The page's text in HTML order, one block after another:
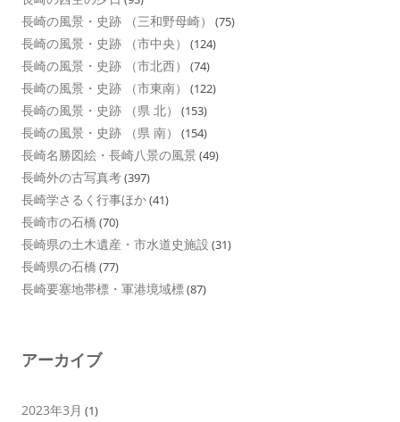
長崎の風景・史跡 （三和野母崎） (75)
長崎の風景・史跡 （市中央） (124)
長崎の風景・史跡 （市北西） (74)
長崎の風景・史跡 （市東南） (122)
長崎の風景・史跡 （県 北） (153)
長崎の風景・史跡 （県 南） (154)
長崎名勝図絵・長崎八景の風景 (49)
長崎外の古写真考(397)
長崎学さるく行事ほか(41)
長崎市の石橋 (70)
長崎県の土木遺産・市水道史施設 (31)
長崎県の石橋 (77)
長崎要塞地帯標・軍港境域標(87)
アーカイブ
2023年3月 (1)